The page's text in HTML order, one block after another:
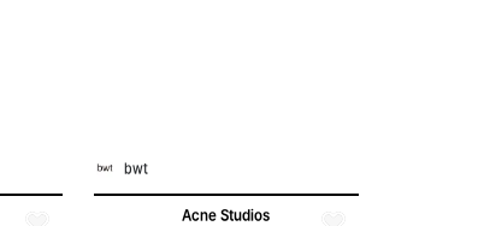
bwt
Acne Studios